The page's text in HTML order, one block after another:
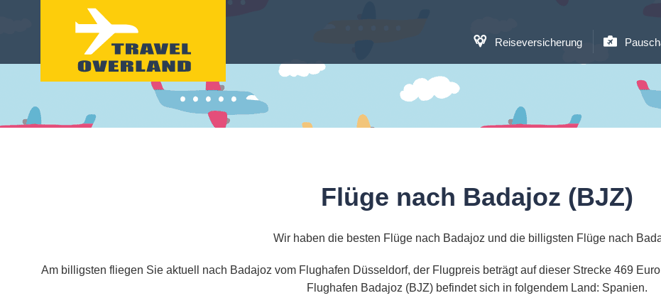
Reiseversicherung
Flüge nach Badajoz (BJZ)
Wir haben die besten Flüge nach Badajoz und die billigsten Flüge nach
Am billigsten fliegen Sie aktuell nach Badajoz vom Flughafen Düsseldorf, der Flugpreis beträgt auf dieser Strecke 469
Flughafen Badajoz (BJZ) befindet sich in folgendem Land: Spanien.